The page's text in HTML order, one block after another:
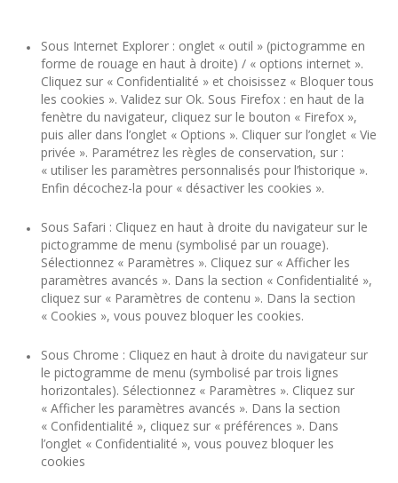
Sous Internet Explorer : onglet « outil » (pictogramme en
forme de rouage en haut à droite) / « options internet ».
Cliquez sur « Confidentialité » et choisissez « Bloquer tous
les cookies ». Validez sur Ok. Sous Firefox : en haut de la
fenètre du navigateur, cliquez sur le bouton « Firefox »,
puis aller dans l’onglet « Options ». Cliquer sur l’onglet « Vie
privée ». Paramétrez les règles de conservation, sur :
« utiliser les paramètres personnalisés pour l’historique ».
Enfin décochez-la pour « désactiver les cookies ».
Sous Safari : Cliquez en haut à droite du navigateur sur le
pictogramme de menu (symbolisé par un rouage).
Sélectionnez « Paramètres ». Cliquez sur « Afficher les
paramètres avancés ». Dans la section « Confidentialité »,
cliquez sur « Paramètres de contenu ». Dans la section
« Cookies », vous pouvez bloquer les cookies.
Sous Chrome : Cliquez en haut à droite du navigateur sur
le pictogramme de menu (symbolisé par trois lignes
horizontales). Sélectionnez « Paramètres ». Cliquez sur
« Afficher les paramètres avancés ». Dans la section
« Confidentialité », cliquez sur « préférences ». Dans
l’onglet « Confidentialité », vous pouvez bloquer les
cookies